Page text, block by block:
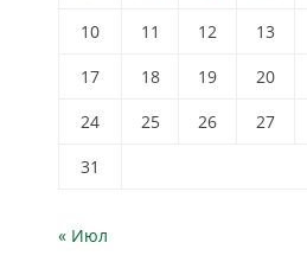
10
11 12 13
17
18 19 20
24
25 26 27
31
« Июл